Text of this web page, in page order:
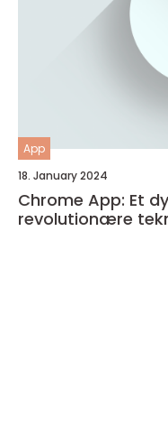
App
18. January 2024
Chrome App: Et
revolutionære